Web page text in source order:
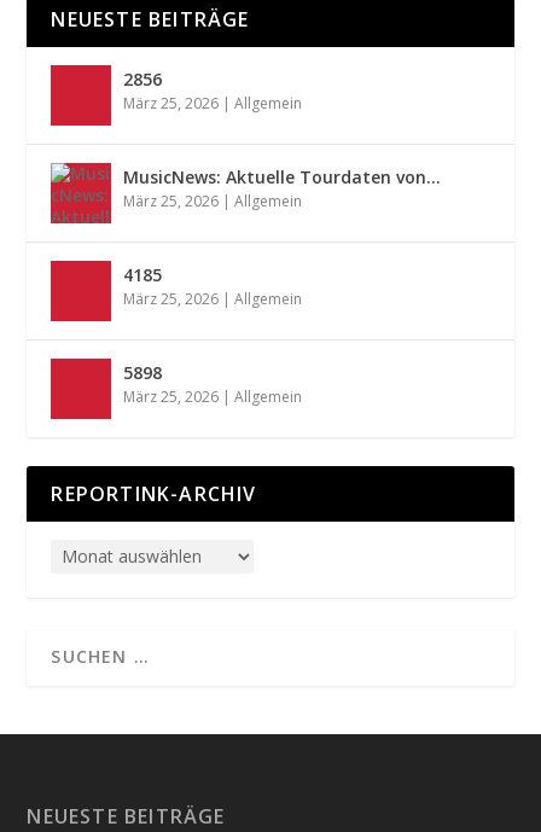
NEUESTE BEITRÄGE
2856
März 25, 2026 |Allgemein
MusicNews: Aktuelle Tourdaten von…
März 25, 2026 |Allgemein
4185
März 25, 2026 |Allgemein
5898
März 25, 2026 |Allgemein
REPORTINK-ARCHIV
NEUESTE BEITRÄGE